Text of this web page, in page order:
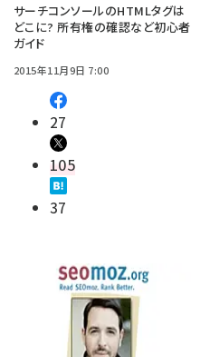
サーチコンソールのHTMLタグは
どこに? 所有権の確認など初心者
ガイド
2015年11月9日 7:00
27
105
37